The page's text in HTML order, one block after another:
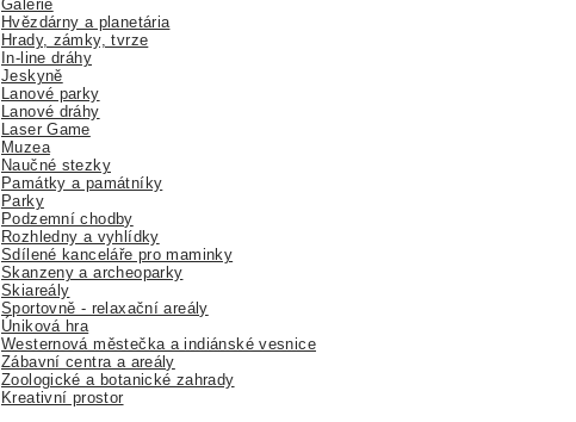
Galerie
Hvězdárny a planetária
Hrady, zámky, tvrze
In-line dráhy
Jeskyně
Lanové parky
Lanové dráhy
Laser Game
Muzea
Naučné stezky
Památky a památníky
Parky
Podzemní chodby
Rozhledny a vyhlídky
Sdílené kanceláře pro maminky
Skanzeny a archeoparky
Skiareály
Sportovně - relaxační areály
Úniková hra
Westernová městečka a indiánské vesnice
Zábavní centra a areály
Zoologické a botanické zahrady
Kreativní prostor